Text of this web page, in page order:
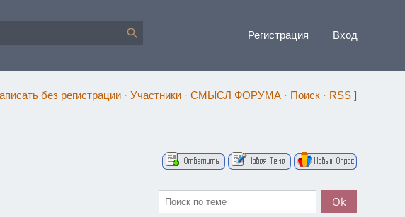
Регистрация Вход
без регистрации ·Участники ·СМЫСЛ ФОРУМА · Поиск · RSS ]